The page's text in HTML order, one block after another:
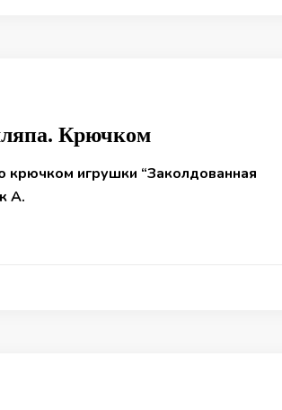
Крючком
крючком игрушки “Заколдованная
А.